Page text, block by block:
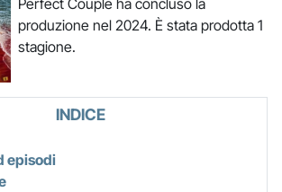
produzione nel 2024. È stata prodotta 1
stagione.
INDICE
episodi